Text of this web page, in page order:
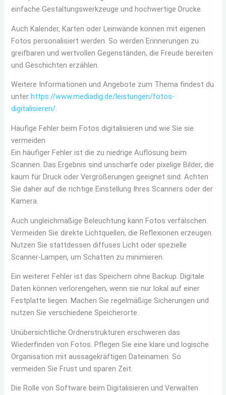
einfache Gestaltungswerkzeuge und hochwertige Drucke.
Auch Kalender, Karten oder Leinwände können mit eigenen
Fotos personalisiert werden. So werden Erinnerungen zu
greifbaren und wertvollen Gegenständen, die Freude bereiten
und Geschichten erzählen.
Weitere Informationen und Angebote zum Thema findest du
unter https://www.mediadig.de/leistungen/fotos-
digitalisieren/.
Häufige Fehler beim Fotos digitalisieren und wie Sie sie
vermeiden
Ein häufiger Fehler ist die zu niedrige Auflösung beim
Scannen. Das Ergebnis sind unscharfe oder pixelige Bilder, die
kaum für Druck oder Vergrößerungen geeignet sind. Achten
Sie daher auf die richtige Einstellung Ihres Scanners oder der
Kamera.
Auch ungleichmäßige Beleuchtung kann Fotos verfälschen.
Vermeiden Sie direkte Lichtquellen, die Reflexionen erzeugen.
Nutzen Sie stattdessen diffuses Licht oder spezielle
Scanner-Lampen, um Schatten zu minimieren.
Ein weiterer Fehler ist das Speichern ohne Backup. Digitale
Daten können verlorengehen, wenn sie nur lokal auf einer
Festplatte liegen. Machen Sie regelmäßige Sicherungen und
nutzen Sie verschiedene Speicherorte.
Unübersichtliche Ordnerstrukturen erschweren das
Wiederfinden von Fotos. Pflegen Sie eine klare und logische
Organisation mit aussagekräftigen Dateinamen. So
vermeiden Sie Frust und sparen Zeit.
Die Rolle von Software beim Digitalisieren und Verwalten